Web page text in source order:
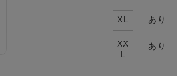
XL あり
XX
L
あり